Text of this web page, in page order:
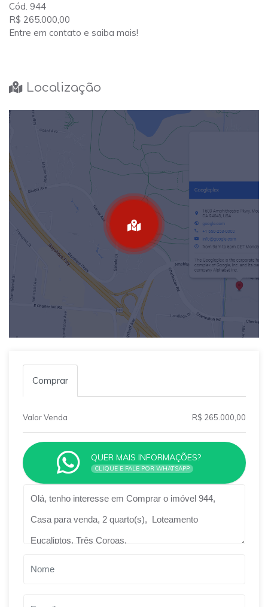
Cód. 944
R$ 265.000,00
Entre em contato e saiba mais!
Localização
Comprar
Valor Venda R$ 265.000,00
QUER MAIS INFORMAÇÕES?
CLIQUE E FALE POR WHATSAPP